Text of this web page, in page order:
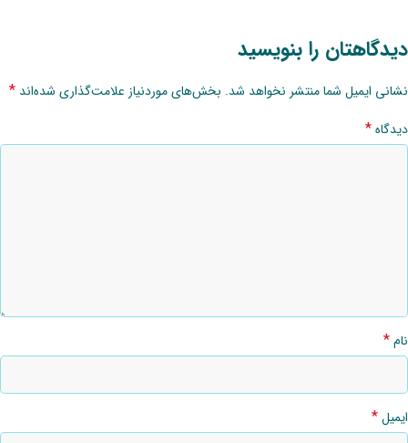
دیدگاهتان را بنویسید
نشانی ایمیل شما منتشر نخواهد شد. بخش‌های موردنیاز علامت‌گذاری شده‌اند *
دیدگاه*
نام*
ایمیل*